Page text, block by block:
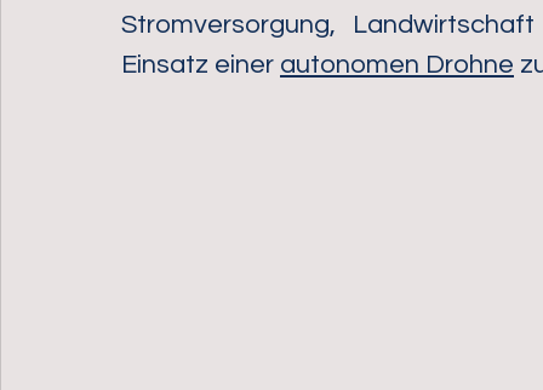
Stromversorgung,
Einsatz einer autonomen Drohne